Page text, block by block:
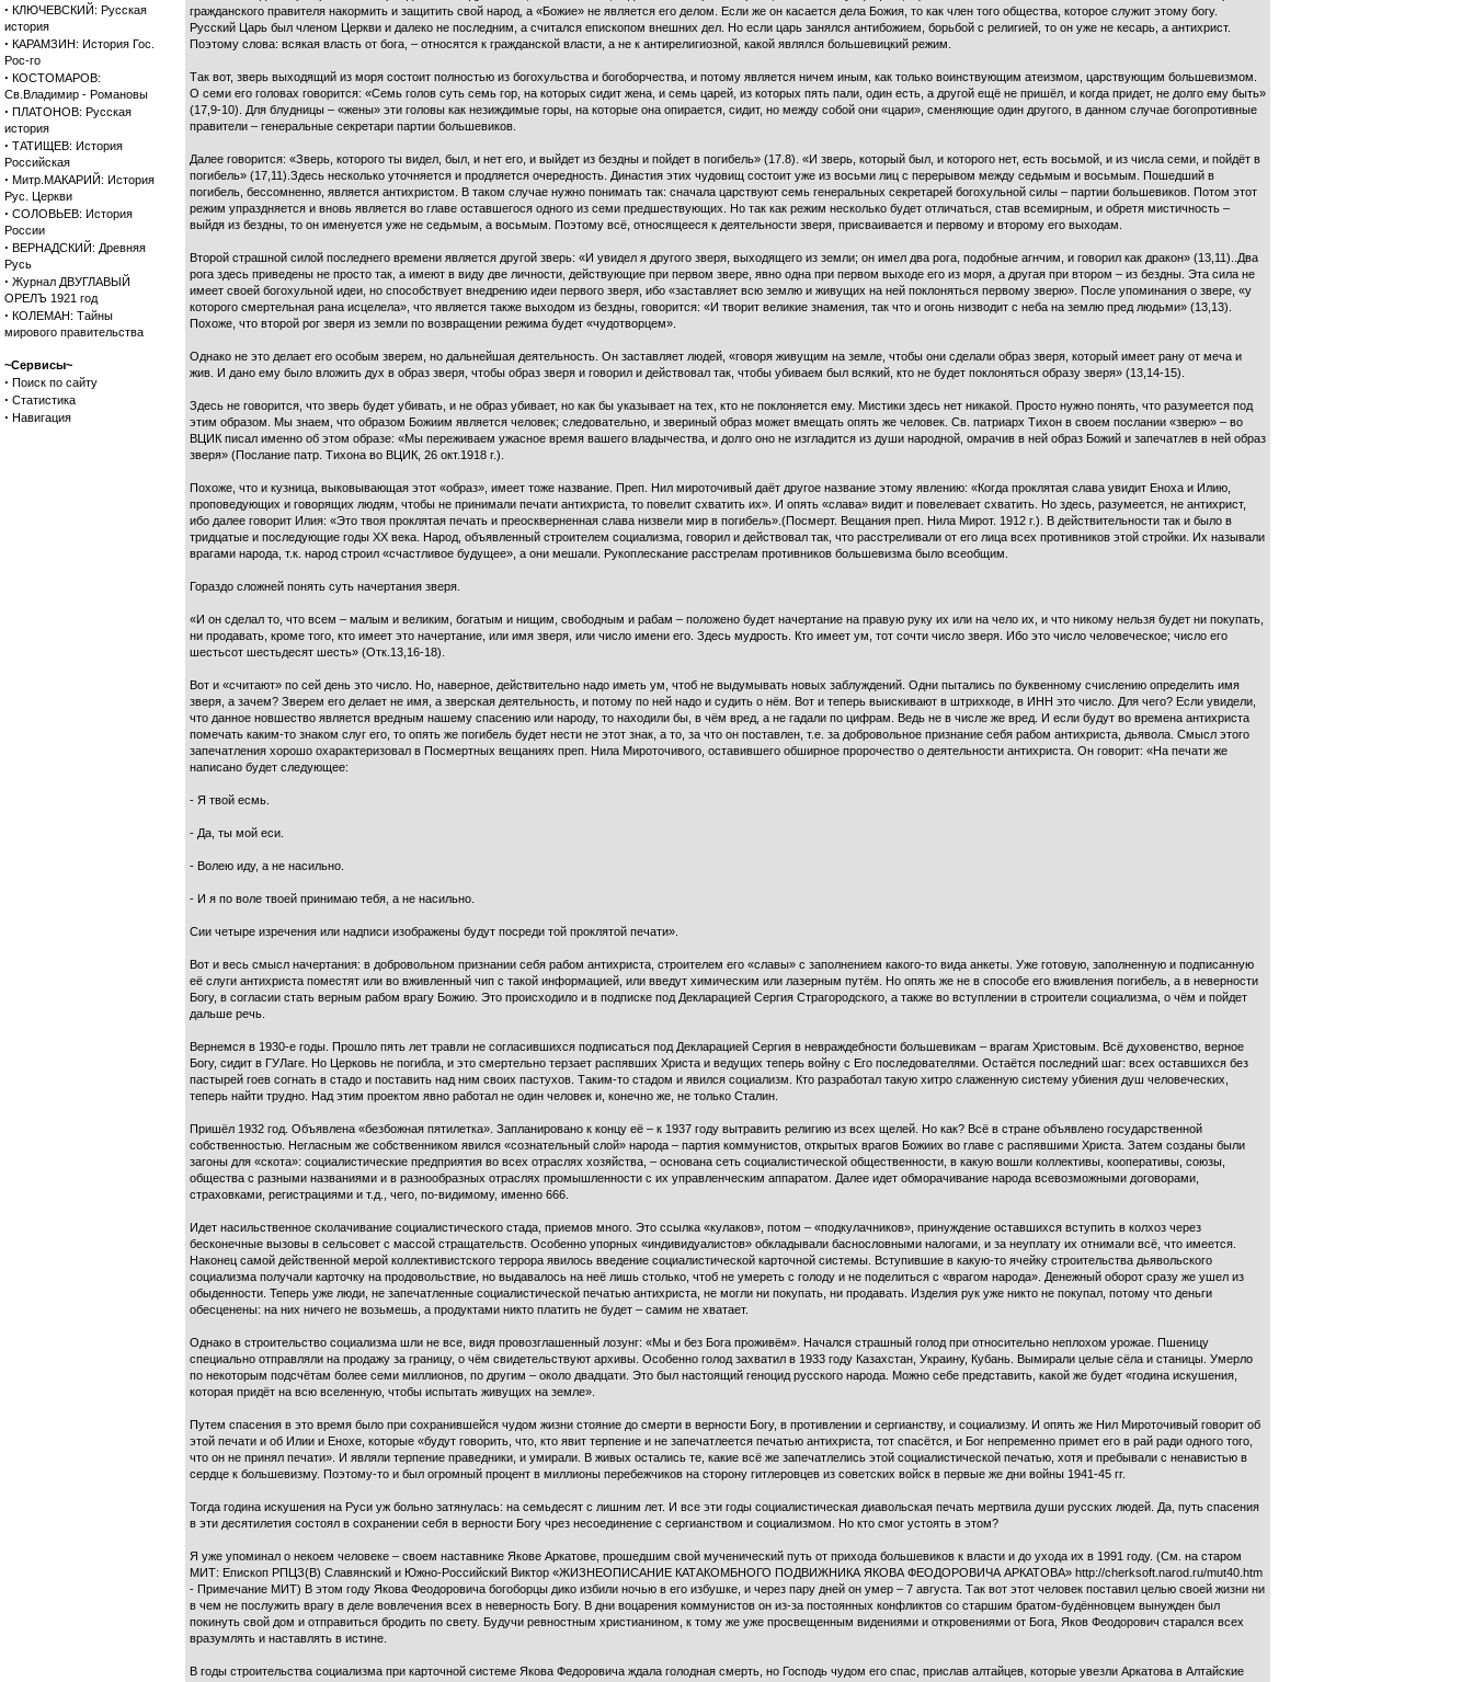
· КЛЮЧЕВСКИЙ: Русская
история
· КАРАМЗИН: История Гос.
Рос-го
· КОСТОМАРОВ:
Св.Владимир - Романовы
· ПЛАТОНОВ: Русская
история
· ТАТИЩЕВ: История
Российская
· Митр.МАКАРИЙ: История
Рус. Церкви
· СОЛОВЬЕВ: История
России
· ВЕРНАДСКИЙ: Древняя
Русь
· Журнал ДВУГЛАВЫЙ
ОРЕЛЪ 1921 год
· КОЛЕМАН: Тайны
мирового правительства
~Сервисы~
· Поиск по сайту
· Статистика
· Навигация
гражданского правителя накормить и защитить свой народ, а «Божие» не является его делом. Если же он касается дела Божия, то как член того общества, которое служит этому богу.
Русский Царь был членом Церкви и далеко не последним, а считался епископом внешних дел. Но если царь занялся антибожием, борьбой с религией, то он уже не кесарь, а антихрист.
Поэтому слова: всякая власть от бога, – относятся к гражданской власти, а не к антирелигиозной, какой являлся большевицкий режим.
Так вот, зверь выходящий из моря состоит полностью из богохульства и богоборчества, и потому является ничем иным, как только воинствующим атеизмом, царствующим большевизмом.
О семи его головах говорится: «Семь голов суть семь гор, на которых сидит жена, и семь царей, из которых пять пали, один есть, а другой ещё не пришёл, и когда придет, не долго ему быть»
(17,9-10). Для блудницы – «жены» эти головы как незиждимые горы, на которые она опирается, сидит, но между собой они «цари», сменяющие один другого, в данном случае богопротивные
правители – генеральные секретари партии большевиков.
Далее говорится: «Зверь, которого ты видел, был, и нет его, и выйдет из бездны и пойдет в погибель» (17.8). «И зверь, который был, и которого нет, есть восьмой, и из числа семи, и пойдёт в
погибель» (17,11).Здесь несколько уточняется и продляется очередность. Династия этих чудовищ состоит уже из восьми лиц с перерывом между седьмым и восьмым. Пошедший в
погибель, бессомненно, является антихристом. В таком случае нужно понимать так: сначала царствуют семь генеральных секретарей богохульной силы – партии большевиков. Потом этот
режим упраздняется и вновь является во главе оставшегося одного из семи предшествующих. Но так как режим несколько будет отличаться, став всемирным, и обретя мистичность –
выйдя из бездны, то он именуется уже не седьмым, а восьмым. Поэтому всё, относящееся к деятельности зверя, присваивается и первому и второму его выходам.
Второй страшной силой последнего времени является другой зверь: «И увидел я другого зверя, выходящего из земли; он имел два рога, подобные агнчим, и говорил как дракон» (13,11)..Два
рога здесь приведены не просто так, а имеют в виду две личности, действующие при первом звере, явно одна при первом выходе его из моря, а другая при втором – из бездны. Эта сила не
имеет своей богохульной идеи, но способствует внедрению идеи первого зверя, ибо «заставляет всю землю и живущих на ней поклоняться первому зверю». После упоминания о звере, «у
которого смертельная рана исцелела», что является также выходом из бездны, говорится: «И творит великие знамения, так что и огонь низводит с неба на землю пред людьми» (13,13).
Похоже, что второй рог зверя из земли по возвращении режима будет «чудотворцем».
Однако не это делает его особым зверем, но дальнейшая деятельность. Он заставляет людей, «говоря живущим на земле, чтобы они сделали образ зверя, который имеет рану от меча и
жив. И дано ему было вложить дух в образ зверя, чтобы образ зверя и говорил и действовал так, чтобы убиваем был всякий, кто не будет поклоняться образу зверя» (13,14-15).
Здесь не говорится, что зверь будет убивать, и не образ убивает, но как бы указывает на тех, кто не поклоняется ему. Мистики здесь нет никакой. Просто нужно понять, что разумеется под
этим образом. Мы знаем, что образом Божиим является человек; следовательно, и звериный образ может вмещать опять же человек. Св. патриарх Тихон в своем послании «зверю» – во
ВЦИК писал именно об этом образе: «Мы переживаем ужасное время вашего владычества, и долго оно не изгладится из души народной, омрачив в ней образ Божий и запечатлев в ней образ
зверя» (Послание патр. Тихона во ВЦИК, 26 окт.1918 г.).
Похоже, что и кузница, выковывающая этот «образ», имеет тоже название. Преп. Нил мироточивый даёт другое название этому явлению: «Когда проклятая слава увидит Еноха и Илию,
проповедующих и говорящих людям, чтобы не принимали печати антихриста, то повелит схватить их». И опять «слава» видит и повелевает схватить. Но здесь, разумеется, не антихрист,
ибо далее говорит Илия: «Это твоя проклятая печать и преоскверненная слава низвели мир в погибель».(Посмерт. Вещания преп. Нила Мирот. 1912 г.). В действительности так и было в
тридцатые и последующие годы ХХ века. Народ, объявленный строителем социализма, говорил и действовал так, что расстреливали от его лица всех противников этой стройки. Их называли
врагами народа, т.к. народ строил «счастливое будущее», а они мешали. Рукоплескание расстрелам противников большевизма было всеобщим.
Гораздо сложней понять суть начертания зверя.
«И он сделал то, что всем – малым и великим, богатым и нищим, свободным и рабам – положено будет начертание на правую руку их или на чело их, и что никому нельзя будет ни покупать,
ни продавать, кроме того, кто имеет это начертание, или имя зверя, или число имени его. Здесь мудрость. Кто имеет ум, тот сочти число зверя. Ибо это число человеческое; число его
шестьсот шестьдесят шесть» (Отк.13,16-18).
Вот и «считают» по сей день это число. Но, наверное, действительно надо иметь ум, чтоб не выдумывать новых заблуждений. Одни пытались по буквенному счислению определить имя
зверя, а зачем? Зверем его делает не имя, а зверская деятельность, и потому по ней надо и судить о нём. Вот и теперь выискивают в штрихкоде, в ИНН это число. Для чего? Если увидели,
что данное новшество является вредным нашему спасению или народу, то находили бы, в чём вред, а не гадали по цифрам. Ведь не в числе же вред. И если будут во времена антихриста
помечать каким-то знаком слуг его, то опять же погибель будет нести не этот знак, а то, за что он поставлен, т.е. за добровольное признание себя рабом антихриста, дьявола. Смысл этого
запечатления хорошо охарактеризовал в Посмертных вещаниях преп. Нила Мироточивого, оставившего обширное пророчество о деятельности антихриста. Он говорит: «На печати же
написано будет следующее:
- Я твой есмь.
- Да, ты мой еси.
- Волею иду, а не насильно.
- И я по воле твоей принимаю тебя, а не насильно.
Сии четыре изречения или надписи изображены будут посреди той проклятой печати».
Вот и весь смысл начертания: в добровольном признании себя рабом антихриста, строителем его «славы» с заполнением какого-то вида анкеты. Уже готовую, заполненную и подписанную
её слуги антихриста поместят или во вживленный чип с такой информацией, или введут химическим или лазерным путём. Но опять же не в способе его вживления погибель, а в неверности
Богу, в согласии стать верным рабом врагу Божию. Это происходило и в подписке под Декларацией Сергия Страгородского, а также во вступлении в строители социализма, о чём и пойдет
дальше речь.
Вернемся в 1930-е годы. Прошло пять лет травли не согласившихся подписаться под Декларацией Сергия в невраждебности большевикам – врагам Христовым. Всё духовенство, верное
Богу, сидит в ГУЛаге. Но Церковь не погибла, и это смертельно терзает распявших Христа и ведущих теперь войну с Его последователями. Остаётся последний шаг: всех оставшихся без
пастырей гоев согнать в стадо и поставить над ним своих пастухов. Таким-то стадом и явился социализм. Кто разработал такую хитро слаженную систему убиения душ человеческих,
теперь найти трудно. Над этим проектом явно работал не один человек и, конечно же, не только Сталин.
Пришёл 1932 год. Объявлена «безбожная пятилетка». Запланировано к концу её – к 1937 году вытравить религию из всех щелей. Но как? Всё в стране объявлено государственной
собственностью. Негласным же собственником явился «сознательный слой» народа – партия коммунистов, открытых врагов Божиих во главе с распявшими Христа. Затем созданы были
загоны для «скота»: социалистические предприятия во всех отраслях хозяйства, – основана сеть социалистической общественности, в какую вошли коллективы, кооперативы, союзы,
общества с разными названиями и в разнообразных отраслях промышленности с их управленческим аппаратом. Далее идет обморачивание народа всевозможными договорами,
страховками, регистрациями и т.д., чего, по-видимому, именно 666.
Идет насильственное сколачивание социалистического стада, приемов много. Это ссылка «кулаков», потом – «подкулачников», принуждение оставшихся вступить в колхоз через
бесконечные вызовы в сельсовет с массой стращательств. Особенно упорных «индивидуалистов» обкладывали баснословными налогами, и за неуплату их отнимали всё, что имеется.
Наконец самой действенной мерой коллективистского террора явилось введение социалистической карточной системы. Вступившие в какую-то ячейку строительства дьявольского
социализма получали карточку на продовольствие, но выдавалось на неё лишь столько, чтоб не умереть с голоду и не поделиться с «врагом народа». Денежный оборот сразу же ушел из
обыденности. Теперь уже люди, не запечатленные социалистической печатью антихриста, не могли ни покупать, ни продавать. Изделия рук уже никто не покупал, потому что деньги
обесценены: на них ничего не возьмешь, а продуктами никто платить не будет – самим не хватает.
Однако в строительство социализма шли не все, видя провозглашенный лозунг: «Мы и без Бога проживём». Начался страшный голод при относительно неплохом урожае. Пшеницу
специально отправляли на продажу за границу, о чём свидетельствуют архивы. Особенно голод захватил в 1933 году Казахстан, Украину, Кубань. Вымирали целые сёла и станицы. Умерло
по некоторым подсчётам более семи миллионов, по другим – около двадцати. Это был настоящий геноцид русского народа. Можно себе представить, какой же будет «година искушения,
которая придёт на всю вселенную, чтобы испытать живущих на земле».
Путем спасения в это время было при сохранившейся чудом жизни стояние до смерти в верности Богу, в противлении и сергианству, и социализму. И опять же Нил Мироточивый говорит об
этой печати и об Илии и Енохе, которые «будут говорить, что, кто явит терпение и не запечатлеется печатью антихриста, тот спасётся, и Бог непременно примет его в рай ради одного того,
что он не принял печати». И являли терпение праведники, и умирали. В живых остались те, какие всё же запечатлелись этой социалистической печатью, хотя и пребывали с ненавистью в
сердце к большевизму. Поэтому-то и был огромный процент в миллионы перебежчиков на сторону гитлеровцев из советских войск в первые же дни войны 1941-45 гг.
Тогда година искушения на Руси уж больно затянулась: на семьдесят с лишним лет. И все эти годы социалистическая диавольская печать мертвила души русских людей. Да, путь спасения
в эти десятилетия состоял в сохранении себя в верности Богу чрез несоединение с сергианством и социализмом. Но кто смог устоять в этом?
Я уже упоминал о некоем человеке – своем наставнике Якове Аркатове, прошедшим свой мученический путь от прихода большевиков к власти и до ухода их в 1991 году. (См. на старом
МИТ: Епископ РПЦЗ(В) Славянский и Южно-Российский Виктор «ЖИЗНЕОПИСАНИЕ КАТАКОМБНОГО ПОДВИЖНИКА ЯКОВА ФЕОДОРОВИЧА АРКАТОВА» http://cherksoft.narod.ru/mut40.htm
- Примечание МИТ) В этом году Якова Феодоровича богоборцы дико избили ночью в его избушке, и через пару дней он умер – 7 августа. Так вот этот человек поставил целью своей жизни ни
в чем не послужить врагу в деле вовлечения всех в неверность Богу. В дни воцарения коммунистов он из-за постоянных конфликтов со старшим братом-будённовцем вынужден был
покинуть свой дом и отправиться бродить по свету. Будучи ревностным христианином, к тому же уже просвещенным видениями и откровениями от Бога, Яков Феодорович старался всех
вразумлять и наставлять в истине.
В годы строительства социализма при карточной системе Якова Федоровича ждала голодная смерть, но Господь чудом его спас, прислав алтайцев, которые увезли Аркатова в Алтайские